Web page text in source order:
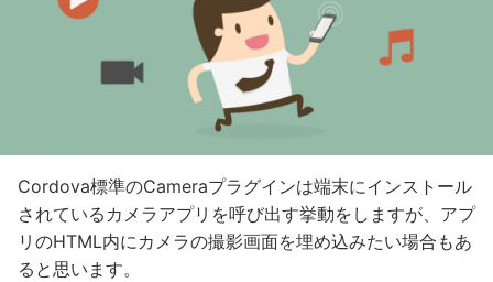
Cordova標準のCameraプラグインは端末にインストール
されているカメラアプリを呼び出す挙動をしますが、アプ
リのHTML内にカメラの撮影画面を埋め込みたい場合もあ
ると思います。